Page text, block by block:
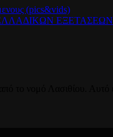
(pics&vids)
ΕΞΕΤΑΣΕΩΝ